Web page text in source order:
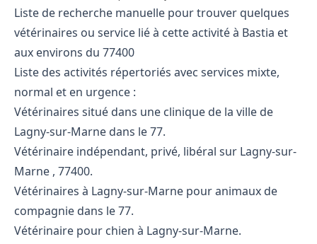
Liste de recherche manuelle pour trouver quelques
vétérinaires ou service lié à cette activité à Bastia et
aux environs du 77400
Liste des activités répertoriés avec services mixte,
normal et en urgence :
Vétérinaires situé dans une clinique de la ville de
Lagny-sur-Marne dans le 77.
Vétérinaire indépendant, privé, libéral sur Lagny-sur-
Marne , 77400.
Vétérinaires à Lagny-sur-Marne pour animaux de
compagnie dans le 77.
Vétérinaire pour chien à Lagny-sur-Marne.